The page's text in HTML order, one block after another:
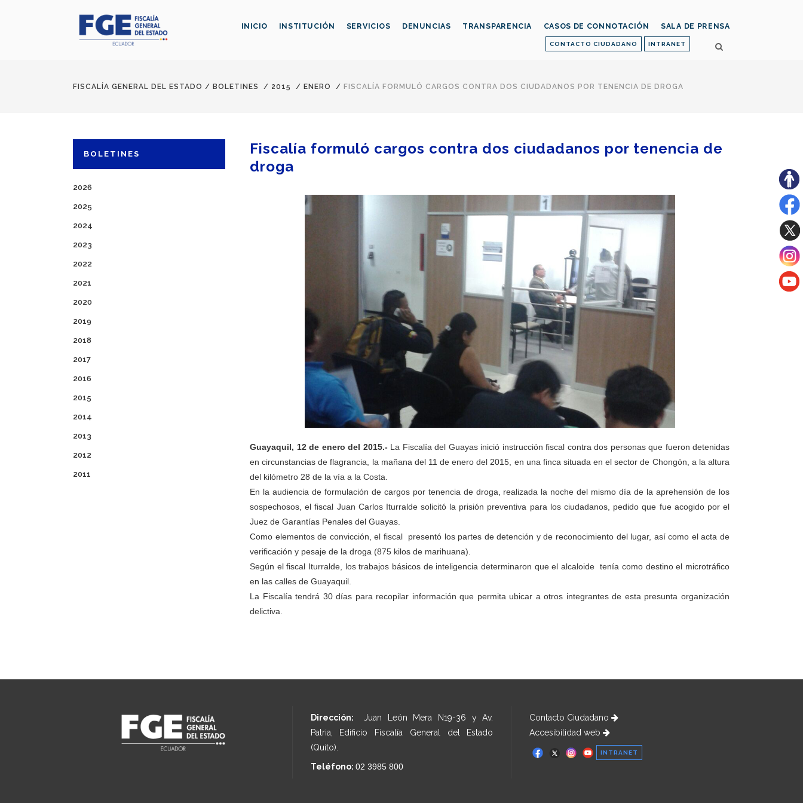
CONTACTO CIUDADANO INTRANET
INICIO INSTITUCIÓN SERVICIOS DENUNCIAS TRANSPARENCIA CASOS DE CONNOTACIÓN SALA DE PRENSA
FISCALÍA GENERAL DEL ESTADO / BOLETINES / 2015 / ENERO / FISCALÍA FORMULÓ CARGOS CONTRA DOS CIUDADANOS POR TENENCIA DE DROGA
BOLETINES
2026
2025
2024
2023
2022
2021
2020
2019
2018
2017
2016
2015
2014
2013
2012
2011
Fiscalía formuló cargos contra dos ciudadanos por tenencia de
droga
Guayaquil, 12 de enero del 2015.- La Fiscalía del Guayas inició instrucción fiscal contra dos personas que fueron detenidas
en circunstancias de flagrancia, la mañana del 11 de enero del 2015, en una finca situada en el sector de Chongón, a la altura
del kilómetro 28 de la vía a la Costa.
En la audiencia de formulación de cargos por tenencia de droga, realizada la noche del mismo día de la aprehensión de los
sospechosos, el fiscal Juan Carlos Iturralde solicitó la prisión preventiva para los ciudadanos, pedido que fue acogido por el
Juez de Garantías Penales del Guayas.
Como elementos de convicción, el fiscal presentó los partes de detención y de reconocimiento del lugar, así como el acta de
verificación y pesaje de la droga (875 kilos de marihuana).
Según el fiscal Iturralde, los trabajos básicos de inteligencia determinaron que el alcaloide tenía como destino el microtráfico
en las calles de Guayaquil.
La Fiscalía tendrá 30 días para recopilar información que permita ubicar a otros integrantes de esta presunta organización
delictiva.
Dirección: Juan León Mera N19-36 y Av.
Patria, Edificio Fiscalía General del Estado
(Quito).
Teléfono: 02 3985 800
Contacto Ciudadano
Accesibilidad web
INTRANET